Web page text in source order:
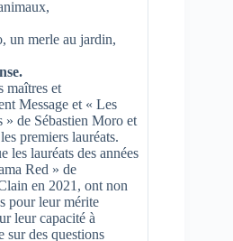
un merle au jardin,
maîtres et
Message et « Les
» de Sébastien Moro et
premiers lauréats.
les lauréats des années
Red » de
en 2021, ont non
pour leur mérite
leur capacité à
sur des questions